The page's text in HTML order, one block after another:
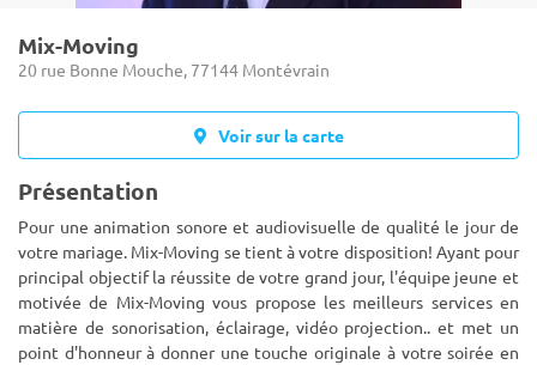
Mix-Moving
20 rue Bonne Mouche, 77144 Montévrain
Voir sur la carte
Présentation
Pour une animation sonore et audiovisuelle de qualité le jour de
votre mariage. Mix­-Moving se tient à votre disposition! Ayant pour
principal objectif la réussite de votre grand jour, l'équipe jeune et
motivée de Mix-Moving vous propose les meilleurs services en
matière de sonorisation, éclairage, vidéo projection.. et met un
point d'honneur à donner une touche originale à votre soirée en